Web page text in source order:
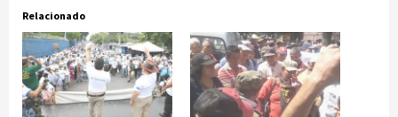
Relacionado